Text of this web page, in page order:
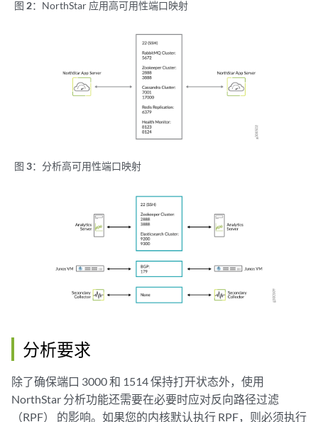
图 2： NorthStar 应用高可用性端口映射
图 3： 分析高可用性端口映射
分析要求
除了确保端口 3000 和 1514 保持打开状态外，使用
NorthStar 分析功能还需要在必要时应对反向路径过滤
（RPF） 的影响。如果您的内核默认执行 RPF，则必须执行